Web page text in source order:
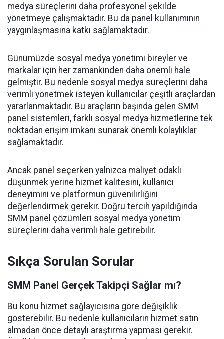
medya süreçlerini daha profesyonel şekilde
yönetmeye çalışmaktadır. Bu da panel kullanımının
yaygınlaşmasına katkı sağlamaktadır.
Günümüzde sosyal medya yönetimi bireyler ve
markalar için her zamankinden daha önemli hale
gelmiştir. Bu nedenle sosyal medya süreçlerini daha
verimli yönetmek isteyen kullanıcılar çeşitli araçlardan
yararlanmaktadır. Bu araçların başında gelen SMM
panel sistemleri, farklı sosyal medya hizmetlerine tek
noktadan erişim imkanı sunarak önemli kolaylıklar
sağlamaktadır.
Ancak panel seçerken yalnızca maliyet odaklı
düşünmek yerine hizmet kalitesini, kullanıcı
deneyimini ve platformun güvenilirliğini
değerlendirmek gerekir. Doğru tercih yapıldığında
SMM panel çözümleri sosyal medya yönetim
süreçlerini daha verimli hale getirebilir.
Sıkça Sorulan Sorular
SMM Panel Gerçek Takipçi Sağlar mı?
Bu konu hizmet sağlayıcısına göre değişiklik
gösterebilir. Bu nedenle kullanıcıların hizmet satın
almadan önce detaylı araştırma yapması gerekir.